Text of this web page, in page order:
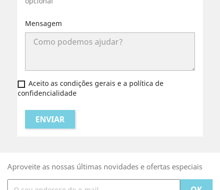
Mensagem
Aceito as condições gerais e a política de
confidencialidade
Aproveite as nossas últimas novidades e ofertas especiais